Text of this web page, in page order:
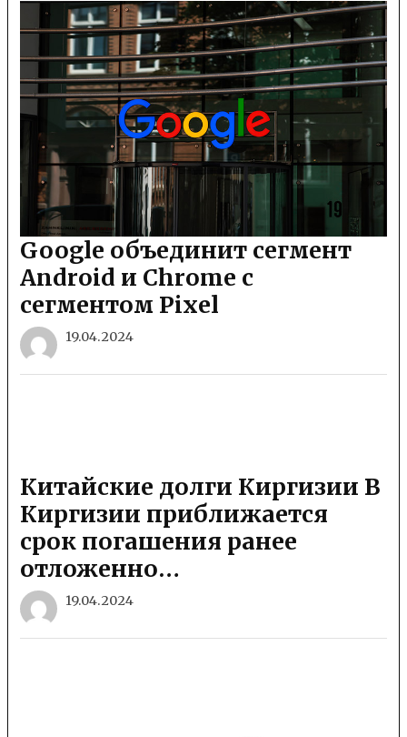
Google объединит сегмент
Android и Chrome с
сегментом Pixel
19.04.2024
Китайские долги Киргизии В
Киргизии приближается
срок погашения ранее
отложенно…
19.04.2024